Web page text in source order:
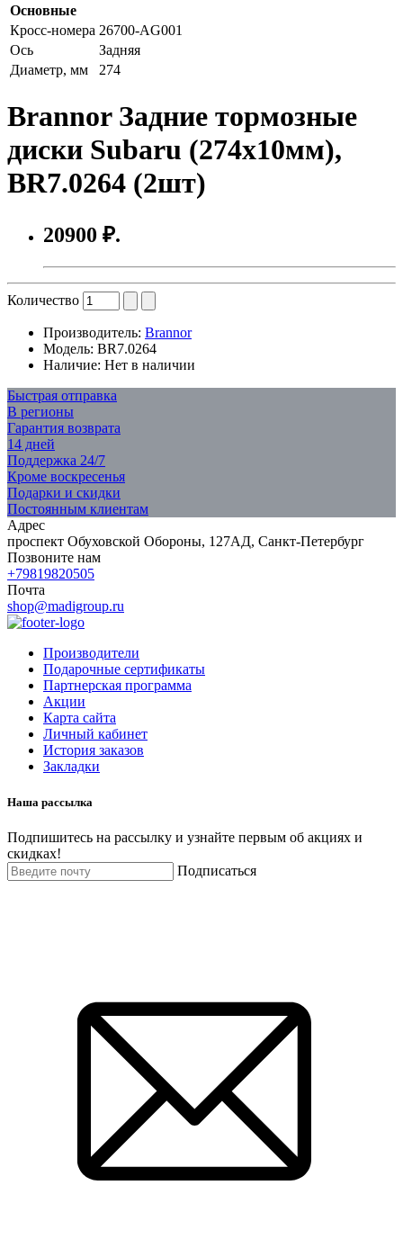
Основные
Кросс-номера 26700-AG001
Ось
Задняя
Диаметр, мм
274
Brannor Задние тормозные
диски Subaru (274x10мм),
BR7.0264 (2шт)
20900 ₽.
Количество
Производитель: Brannor
Модель: BR7.0264
Наличие: Нет в наличии
Быстрая отправка
В регионы
Гарантия возврата
14 дней
Поддержка 24/7
Кроме воскресенья
Подарки и скидки
Постоянным клиентам
Адрес
проспект Обуховской Обороны, 127АД, Санкт-Петербург
Позвоните нам
+79819820505
Почта
shop@madigroup.ru
Производители
Подарочные сертификаты
Партнерская программа
Акции
Карта сайта
Личный кабинет
История заказов
Закладки
Наша рассылка
Подпишитесь на рассылку и узнайте первым об акциях и
скидках!
Подписаться